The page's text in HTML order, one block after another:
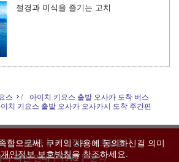
절경과 미식을 즐기는 고치
스
아이치 키요스 출발 오사카 도착 버스
치 키요스 출발 오사카 오사카시 도착 주간편
함으로써, 쿠키의 사용에 동의하신걸 의미
개인정보 보호방침을 참조하세요.
정보/약관 | 개인정보 보호방침 |
지 확인 안내 | FAQ | 문의